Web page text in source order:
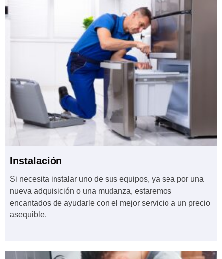
Instalación
Si necesita instalar uno de sus equipos, ya sea por una
nueva adquisición o una mudanza, estaremos
encantados de ayudarle con el mejor servicio a un precio
asequible.